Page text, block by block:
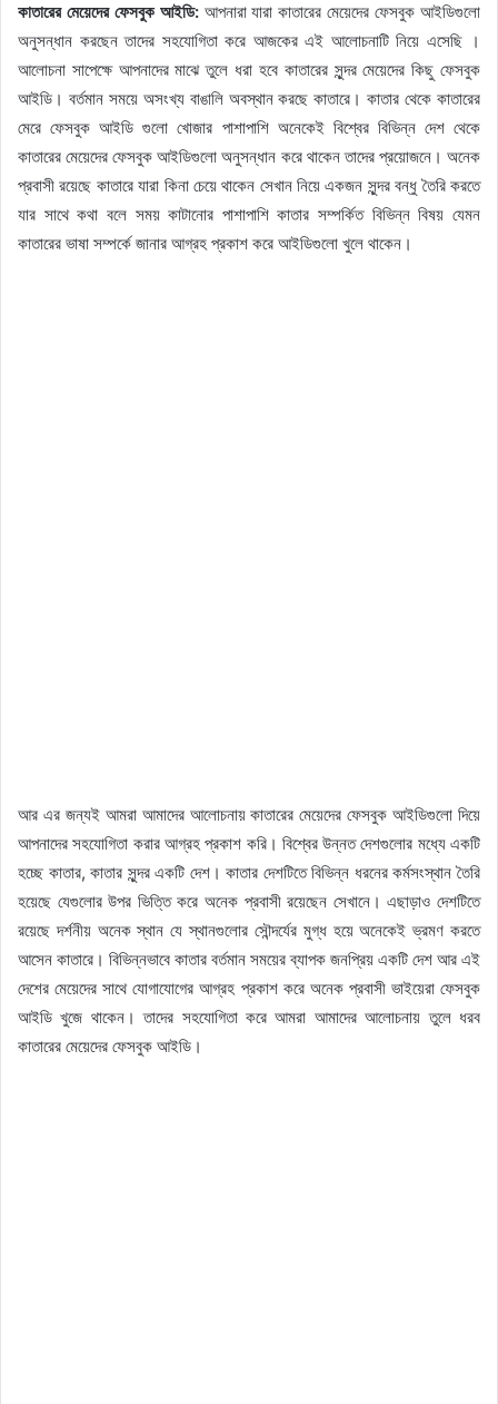
কাতারের মেয়েদের ফেসবুক আইডি:আপনারা যারা কাতারের মেয়েদের ফেসবুক আইডিগুলো
অনুসন্ধান করছেন তাদের সহযোগিতা করে আজকের এই আলোচনাটি নিয়ে এসেছি ।
আলোচনা সাপেক্ষে আপনাদের মাঝে তুলে ধরা হবে কাতারের সুন্দর মেয়েদের কিছু ফেসবুক
আইডি। বর্তমান সময়ে অসংখ্য বাঙালি অবস্থান করছে কাতারে। কাতার থেকে কাতারের
মেরে ফেসবুক আইডি গুলো খোজার পাশাপাশি অনেকেই বিশ্বের বিভিন্ন দেশ থেকে
কাতারের মেয়েদের ফেসবুক আইডিগুলো অনুসন্ধান করে থাকেন তাদের প্রয়োজনে। অনেক
প্রবাসী রয়েছে কাতারে যারা কিনা চেয়ে থাকেন সেখান নিয়ে একজন সুন্দর বন্ধু তৈরি করতে
যার সাথে কথা বলে সময় কাটানোর পাশাপাশি কাতার সম্পর্কিত বিভিন্ন বিষয় যেমন
কাতারের ভাষা সম্পর্কে জানার আগ্রহ প্রকাশ করে আইডিগুলো খুলে থাকেন।
আর এর জন্যই আমরা আমাদের আলোচনায় কাতারের মেয়েদের ফেসবুক আইডিগুলো দিয়ে
আপনাদের সহযোগিতা করার আগ্রহ প্রকাশ করি। বিশ্বের উন্নত দেশগুলোর মধ্যে একটি
হচ্ছে কাতার, কাতার সুন্দর একটি দেশ। কাতার দেশটিতে বিভিন্ন ধরনের কর্মসংস্থান তৈরি
হয়েছে যেগুলোর উপর ভিত্তি করে অনেক প্রবাসী রয়েছেন সেখানে। এছাড়াও দেশটিতে
রয়েছে দর্শনীয় অনেক স্থান যে স্থানগুলোর সৌন্দর্যের মুগ্ধ হয়ে অনেকেই ভ্রমণ করতে
আসেন কাতারে। বিভিন্নভাবে কাতার বর্তমান সময়ের ব্যাপক জনপ্রিয় একটি দেশ আর এই
দেশের মেয়েদের সাথে যোগাযোগের আগ্রহ প্রকাশ করে অনেক প্রবাসী ভাইয়েরা ফেসবুক
আইডি খুজে থাকেন। তাদের সহযোগিতা করে আমরা আমাদের আলোচনায় তুলে ধরব
কাতারের মেয়েদের ফেসবুক আইডি।